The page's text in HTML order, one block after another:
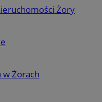
Żory
w Żorach